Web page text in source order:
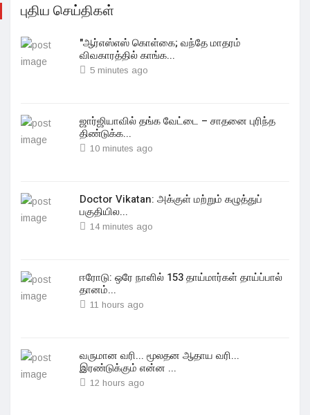
புதிய செய்திகள்
"ஆர்எஸ்எஸ் கொள்கை; வந்தே மாதரம்
விவகாரத்தில் காங்க...
5 minutes ago
ஜார்ஜியாவில் தங்க வேட்டை – சாதனை புரிந்த
திண்டுக்க...
10 minutes ago
Doctor Vikatan: அக்குள் மற்றும் கழுத்துப்
பகுதியில...
14 minutes ago
ஈரோடு: ஒரே நாளில் 153 தாய்மார்கள் தாய்ப்பால்
தானம்...
11 hours ago
வருமான வரி... மூலதன ஆதாய வரி...
இரண்டுக்கும் என்ன ...
12 hours ago